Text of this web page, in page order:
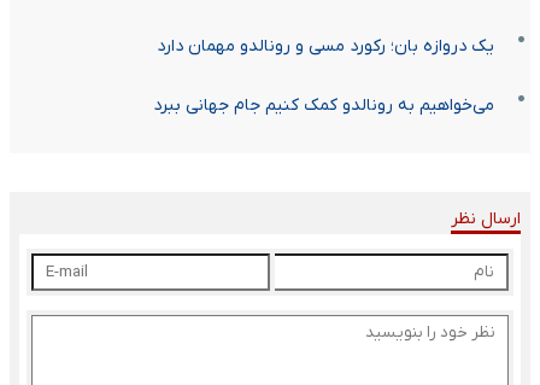
یک دروازه بان؛ رکورد مسی و رونالدو مهمان دارد
می‌خواهیم به رونالدو کمک کنیم جام جهانی ببرد
ارسال نظر